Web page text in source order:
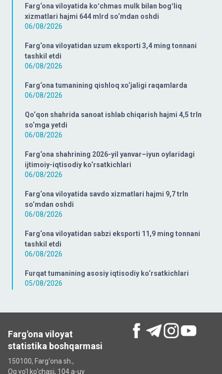
Farg‘ona viloyatida koʻchmas mulk bilan bogʻliq
xizmatlari hajmi 644 mlrd so‘mdan oshdi
06/08/2026
Farg‘ona viloyatidan uzum eksporti 3,4 ming tonnani
tashkil etdi
06/08/2026
Farg‘ona tumanining qishloq xo‘jaligi raqamlarda
06/08/2026
Qo‘qon shahrida sanoat ishlab chiqarish hajmi 4,5 trln
so‘mga yetdi
06/08/2026
Farg‘ona shahrining 2026-yil yanvar–iyun oylaridagi
ijtimoiy-iqtisodiy ko‘rsatkichlari
06/08/2026
Farg‘ona viloyatida savdo xizmatlari hajmi 9,7 trln
so‘mdan oshdi
06/08/2026
Farg‘ona viloyatidan sabzi eksporti 11,9 ming tonnani
tashkil etdi
06/08/2026
Furqat tumanining asosiy iqtisodiy ko‘rsatkichlari
05/08/2026
Farg'ona viloyat
statistika boshqarmasi
150100, Farg'ona sh.,
Oq yo'l ko‘chаsi, 104 a-uy